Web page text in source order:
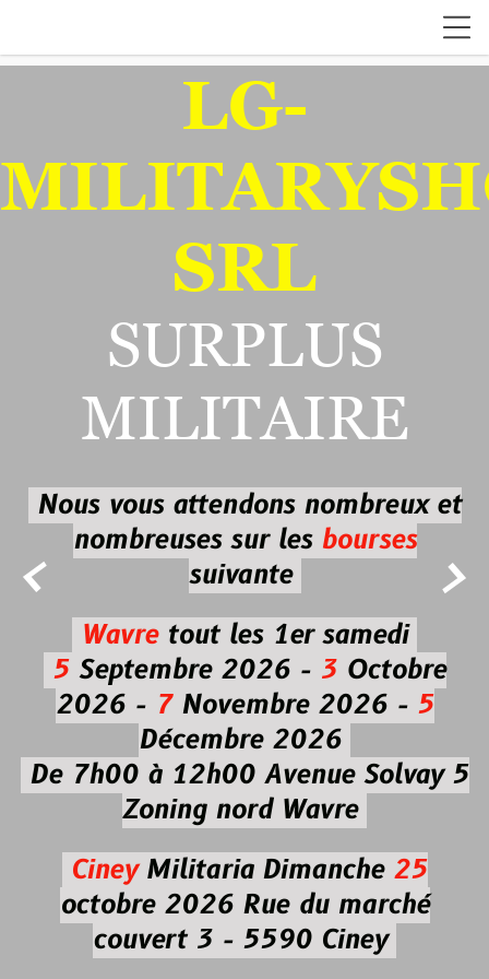
 
LG-
SRL
SURPLUS
MILITAIRE
Nous vous attendons nombreux et
nombreuses sur les bourses
suivante
Wavretout les 1er samedi
5Septembre 2026 - 3Octobre
2026 -7Novembre 2026 - 5
Décembre 2026
De 7h00 à 12h00 Avenue Solvay 5
Zoning nord Wavre
CineyMilitaria Dimanche 25
octobre 2026Rue du marché
couvert 3 - 5590 Ciney